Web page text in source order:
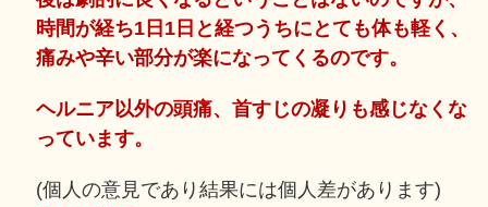
時間が経ち1日1日と経つうちにとても体も軽く、
痛みや辛い部分が楽になってくるのです。
ヘルニア以外の頭痛、首すじの凝りも感じなくな
っています。
(個人の意見であり結果には個人差があります)